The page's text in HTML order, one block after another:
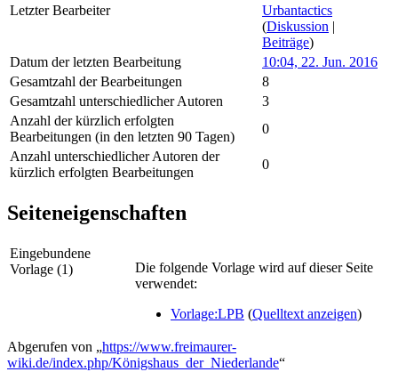
Letzter Bearbeiter
Urbantactics
(Diskussion
Beiträge)
Datum der letzten Bearbeitung
10:04, 22. Jun. 2016
Gesamtzahl der Bearbeitungen
8
Gesamtzahl unterschiedlicher Autoren
3
Anzahl der kürzlich erfolgten
Bearbeitungen (in den letzten 90 Tagen)
0
Anzahl unterschiedlicher Autoren der
kürzlich erfolgten Bearbeitungen
0
Seiteneigenschaften
Eingebundene
Vorlage (1)
Die folgende Vorlage wird auf dieser Seite
verwendet:
Vorlage:LPB (Quelltext anzeigen)
Abgerufen von „https://www.freimaurer-
wiki.de/index.php/Königshaus_der_Niederlande“